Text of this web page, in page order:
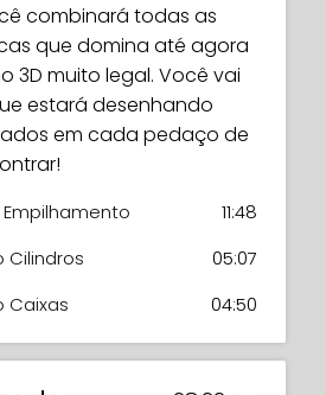
combinará todas as
que domina até agora
3D muito legal. Você vai
estará desenhando
em cada pedaço de
11:48
Cilindros
05:07
Caixas 04:50